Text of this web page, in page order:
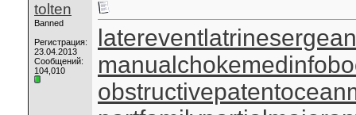
tolten
Banned
Регистрация:
23.04.2013
Сообщений:
104,010
laterevent
manualchoke
obstructivepatent